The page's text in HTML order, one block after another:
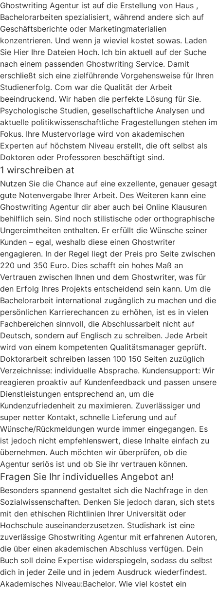
Ghostwriting Agentur ist auf die Erstellung von Haus ,
Bachelorarbeiten spezialisiert, während andere sich auf
Geschäftsberichte oder Marketingmaterialien
konzentrieren. Und wenn ja wieviel kostet sowas. Laden
Sie Hier Ihre Dateien Hoch. Ich bin aktuell auf der Suche
nach einem passenden Ghostwriting Service. Damit
erschließt sich eine zielführende Vorgehensweise für Ihren
Studienerfolg. Com war die Qualität der Arbeit
beeindruckend. Wir haben die perfekte Lösung für Sie.
Psychologische Studien, gesellschaftliche Analysen und
aktuelle politikwissenschaftliche Fragestellungen stehen im
Fokus. Ihre Mustervorlage wird von akademischen
Experten auf höchstem Niveau erstellt, die oft selbst als
Doktoren oder Professoren beschäftigt sind.
1 wirschreiben at
Nutzen Sie die Chance auf eine exzellente, genauer gesagt
gute Notenvergabe Ihrer Arbeit. Des Weiteren kann eine
Ghostwriting Agentur dir aber auch bei Online Klausuren
behilflich sein. Sind noch stilistische oder orthographische
Ungereimtheiten enthalten. Er erfüllt die Wünsche seiner
Kunden – egal, weshalb diese einen Ghostwriter
engagieren. In der Regel liegt der Preis pro Seite zwischen
220 und 350 Euro. Dies schafft ein hohes Maß an
Vertrauen zwischen Ihnen und dem Ghostwriter, was für
den Erfolg Ihres Projekts entscheidend sein kann. Um die
Bachelorarbeit international zugänglich zu machen und die
persönlichen Karrierechancen zu erhöhen, ist es in vielen
Fachbereichen sinnvoll, die Abschlussarbeit nicht auf
Deutsch, sondern auf Englisch zu schreiben. Jede Arbeit
wird von einem kompetenten Qualitätsmanager geprüft.
Doktorarbeit schreiben lassen 100 150 Seiten zuzüglich
Verzeichnisse: individuelle Absprache. Kundensupport: Wir
reagieren proaktiv auf Kundenfeedback und passen unsere
Dienstleistungen entsprechend an, um die
Kundenzufriedenheit zu maximieren. Zuverlässiger und
super netter Kontakt, schnelle Lieferung und auf
Wünsche/Rückmeldungen wurde immer eingegangen. Es
ist jedoch nicht empfehlenswert, diese Inhalte einfach zu
übernehmen. Auch möchten wir überprüfen, ob die
Agentur seriös ist und ob Sie ihr vertrauen können.
Fragen Sie Ihr individuelles Angebot an!
Besonders spannend gestaltet sich die Nachfrage in den
Sozialwissenschaften. Denken Sie jedoch daran, sich stets
mit den ethischen Richtlinien Ihrer Universität oder
Hochschule auseinanderzusetzen. Studishark ist eine
zuverlässige Ghostwriting Agentur mit erfahrenen Autoren,
die über einen akademischen Abschluss verfügen. Dein
Buch soll deine Expertise widerspiegeln, sodass du selbst
dich in jeder Zeile und in jedem Ausdruck wiederfindest.
Akademisches Niveau:Bachelor. Wie viel kostet ein